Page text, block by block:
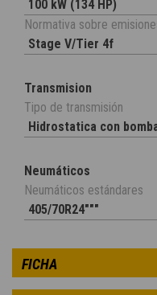
100 kW (134 HP)
Normativa sobre
Stage V/Tier 4f
Transmision
Tipo de transmisión
Hidrostatica con
Neumáticos
Neumáticos estándares
405/70R24"""
FICHA